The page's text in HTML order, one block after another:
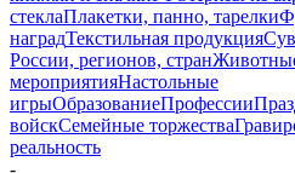
стеклаПлакетки, панно, тарелки
наградТекстильная продукция
России, регионов, стран
мероприятияНастольные
игрыОбразованиеПрофессии
войскСемейные торжества
реальность
-